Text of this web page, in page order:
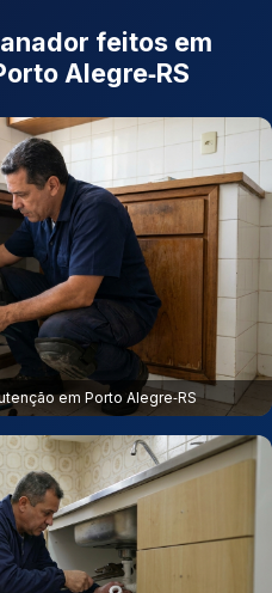
feitos em
Alegre‑RS
em Porto Alegre‑RS